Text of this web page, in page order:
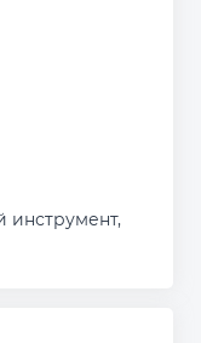
инструмент,